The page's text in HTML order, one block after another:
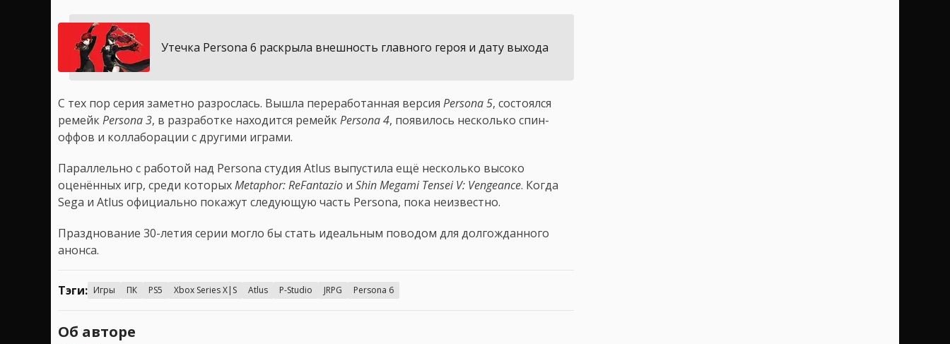
Утечка Persona 6 раскрыла внешность главного героя и дату выхода
С тех пор серия заметно разрослась. Вышла переработанная версия Persona 5, состоялся
ремейкPersona 3, в разработке находится ремейкPersona 4, появилось несколько спин-
оффов и коллаборации с другими играми.
Параллельно с работой над Persona студия Atlus выпустила ещё несколько высоко
оценённых игр, среди которыхMetaphor: ReFantazio и Shin Megami Tensei V: Vengeance. Когда
Sega и Atlus официально покажут следующую часть Persona, пока неизвестно.
Празднование 30-летия серии могло бы стать идеальным поводом для долгожданного
анонса.
Тэги: Игры ПК PS5 Xbox Series X|S Atlus P-Studio JRPG Persona 6
Об авторе